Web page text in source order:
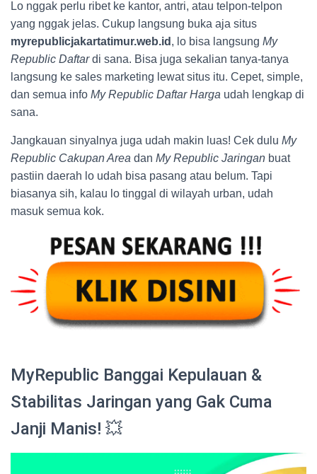
Lo nggak perlu ribet ke kantor, antri, atau telpon-telpon
yang nggak jelas. Cukup langsung buka aja situs
myrepublicjakartatimur.web.id , lo bisa langsung My
Republic Daftardi sana. Bisa juga sekalian tanya-tanya
langsung ke sales marketing lewat situs itu. Cepet, simple,
dan semua info My Republic Daftar Harga udah lengkap di
sana.
Jangkauan sinyalnya juga udah makin luas! Cek dulu My
Republic Cakupan Area dan My Republic Jaringan buat
pastiin daerah lo udah bisa pasang atau belum. Tapi
biasanya sih, kalau lo tinggal di wilayah urban, udah
masuk semua kok.
MyRepublic Banggai Kepulauan &
Stabilitas Jaringan yang Gak Cuma
Janji Manis! 💥